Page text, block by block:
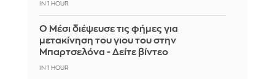
IN 1 HOUR
Ο Μέσι διέψευσε τις φήμες για
μετακίνηση του γιου του στην
Μπαρτσελόνα - Δείτε βίντεο
IN 1 HOUR